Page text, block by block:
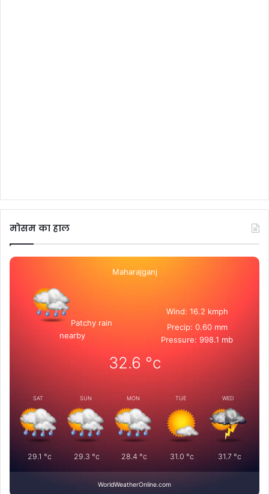
मोसम का हाल
Maharajganj
Patchy rain
nearby
Wind: 16.2 kmph
Precip: 0.60 mm
Pressure: 998.1 mb
32.6 °c
SAT
29.1 °c
SUN
29.3 °c
MON
28.4 °c
TUE
31.0 °c
WED
31.7°c
WorldWeatherOnline.com